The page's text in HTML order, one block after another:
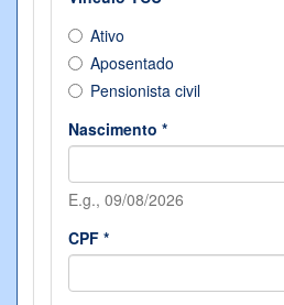
Ativo
Aposentado
Pensionista civil
Nascimento *
Data*
E.g., 09/08/2026
CPF *